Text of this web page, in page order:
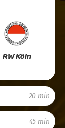
RW Köln
20 min
45 min